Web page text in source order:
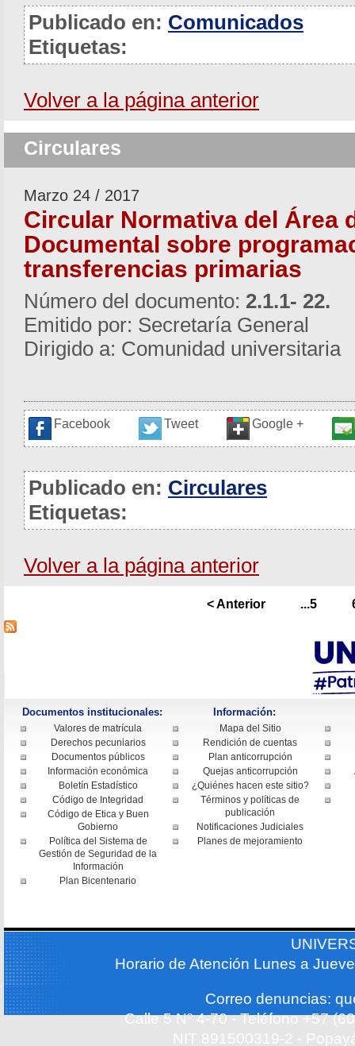
Publicado en: Comunicados
Etiquetas:
Volver a la página anterior
Circulares
Marzo 24 / 2017
Circular Normativa del Área
Documental sobre
transferencias primarias
Número del documento: 2.1.1- 22.
Emitido por: Secretaría General
Dirigido a: Comunidad universitaria
Facebook Tweet Google +
Publicado en: Circulares
Etiquetas:
Volver a la página anterior
< Anterior ...5
Documentos institucionales:
Valores de matrícula
Derechos pecuniarios
Documentos públicos
Información económica
Boletín Estadístico
Código de Integridad
Código de Etica y Buen
Gobierno
Política del Sistema de
Gestión de Seguridad de la
Información
Plan Bicentenario
Información:
Mapa del Sitio
Rendición de cuentas
Plan anticorrupción
Quejas anticorrupción
¿Quiénes hacen este sitio?
Términos y políticas de
publicación
Notificaciones Judiciales
Planes de mejoramiento
Horario de Atención Lunes a
Correo denuncias:
Calle 5 Nº 4-70 - Teléfono +57
NIT 891500319-2 -